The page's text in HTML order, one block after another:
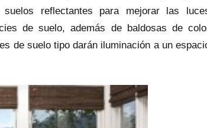
reflectantes para mejorar las
de suelo, además de baldosas de
de suelo tipo darán iluminación a un